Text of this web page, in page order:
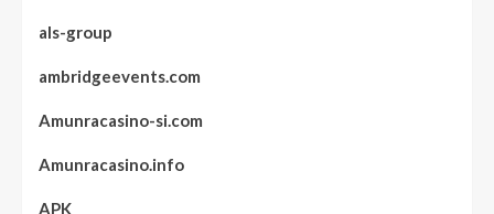
als-group
ambridgeevents.com
Amunracasino-si.com
Amunracasino.info
APK